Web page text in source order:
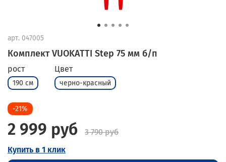
арт. 047005
Комплект VUOKATTI Step 75 мм б/п
рост
190 см
Цвет
черно-красный
-21%
2 999 руб
3 790 руб
Купить в 1 клик